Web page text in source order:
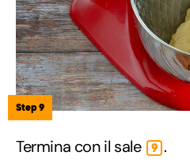
Step 9
Termina con il sale 9 .